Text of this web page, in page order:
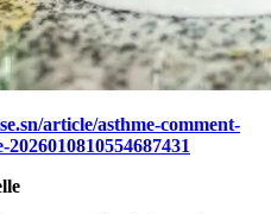
article/asthme-comment-